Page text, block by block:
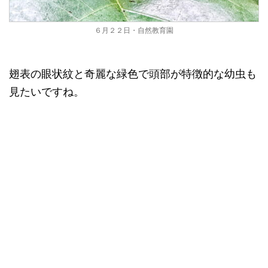
６月２２日・自然教育園
翅表の眼状紋と奇麗な緑色で頭部が特徴的な幼虫も
見たいですね。